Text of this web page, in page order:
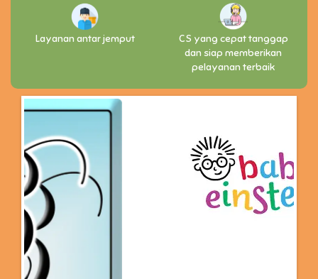
Layanan antar jemput
CS yang cepat tanggap
dan siap memberikan
pelayanan terbaik